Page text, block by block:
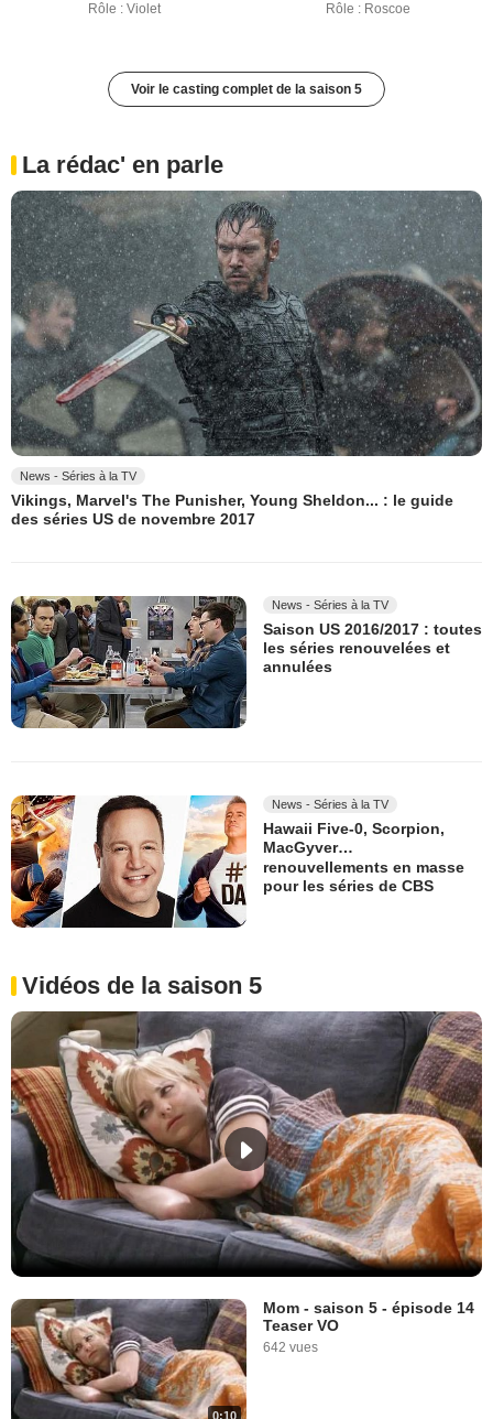
Rôle : Violet Rôle : Roscoe
Voir le casting complet de la saison 5
La rédac' en parle
News - Séries à la TV
Vikings, Marvel's The Punisher, Young Sheldon... : le guide
des séries US de novembre 2017
News - Séries à la TV
Saison US 2016/2017 : toutes
les séries renouvelées et
annulées
News - Séries à la TV
Hawaii Five-0, Scorpion,
MacGyver…
renouvellements en masse
pour les séries de CBS
Vidéos de la saison 5
0:10
Mom - saison 5 - épisode 14
Teaser VO
642 vues